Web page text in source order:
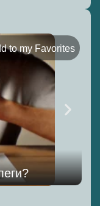
to my Favorites